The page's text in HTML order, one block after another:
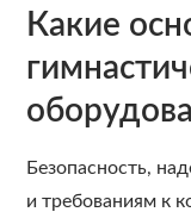
Какие
Безопасность,
и требованиям к